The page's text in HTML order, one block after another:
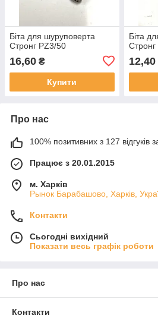
Біта для шуруповерта
Стронг PZ3/50
16,60 ₴
Купити
Біта
12,40
Про нас
100% позитивних з 127 відгуків
Працює з 20.01.2015
м. Харків
Рынок Барабашово, Харків,
Контакти
Сьогодні вихідний
Показати весь графік роботи
Про нас
Контакти